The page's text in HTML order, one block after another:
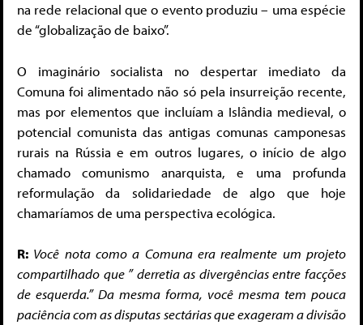
na rede relacional que o evento produziu – uma espécie
de “globalização de baixo”.
O imaginário socialista no despertar imediato da
Comuna foi alimentado não só pela insurreição recente,
mas por elementos que incluíam a Islândia medieval, o
potencial comunista das antigas comunas camponesas
rurais na Rússia e em outros lugares, o início de algo
chamado comunismo anarquista, e uma profunda
reformulação da solidariedade de algo que hoje
chamaríamos de uma perspectiva ecológica.
R: Você nota como a Comuna era realmente um projeto
compartilhado que ” derretia as divergências entre facções
de esquerda.” Da mesma forma, você mesma tem pouca
paciência com as disputas sectárias que exageram a divisão